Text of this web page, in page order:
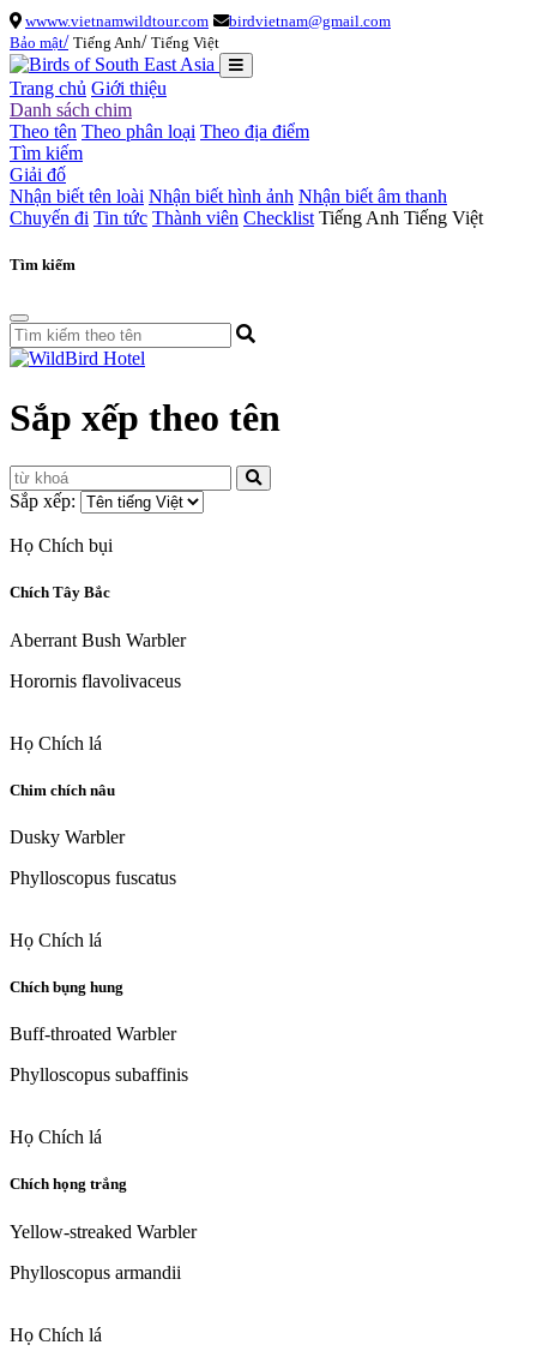
wwww.vietnamwildtour.com
birdvietnam@gmail.com
Bảo mật/ Tiếng Anh/ Tiếng Việt
Trang chủ Giới thiệu
Danh sách chim
Theo tên Theo phân loại Theo địa điểm
Tìm kiếm
Giải đố
Nhận biết tên loài Nhận biết hình ảnh Nhận biết âm thanh
Chuyến đi Tin tức Thành viên Checklist Tiếng Anh Tiếng Việt
Tìm kiếm
Sắp xếp theo tên
Sắp xếp:
Họ Chích bụi
Chích Tây Bắc
Aberrant Bush Warbler
Horornis flavolivaceus
Họ Chích lá
Chim chích nâu
Dusky Warbler
Phylloscopus fuscatus
Họ Chích lá
Chích bụng hung
Buff-throated Warbler
Phylloscopus subaffinis
Họ Chích lá
Chích họng trắng
Yellow-streaked Warbler
Phylloscopus armandii
Họ Chích lá